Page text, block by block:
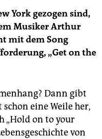
York gezogen sind,
Musiker Arthur
mit dem Song
„Get on the
Dann gibt
eine Weile her,
„Hold on to your
von